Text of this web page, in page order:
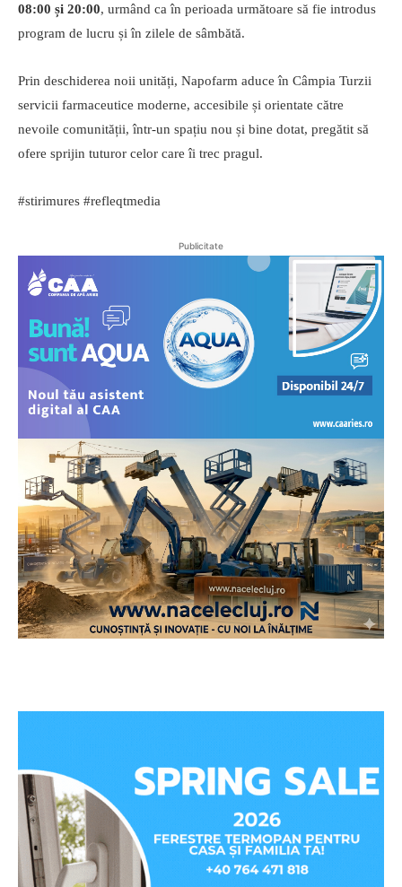
08:00 și 20:00, urmând ca în perioada următoare să fie introdus
program de lucru și în zilele de sâmbătă.
Prin deschiderea noii unități, Napofarm aduce în Câmpia Turzii
servicii farmaceutice moderne, accesibile și orientate către
nevoile comunității, într-un spațiu nou și bine dotat, pregătit să
ofere sprijin tuturor celor care îi trec pragul.
#stirimures #refleqtmedia
Publicitate